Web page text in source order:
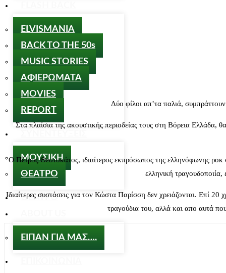
ELVISMANIA
BACK TO THE 50s
MUSIC STORIES
ΑΦΙΕΡΩΜΑΤΑ
MOVIES
REPORT
ΜΟΥΣΙΚΗ
ΘΕΑΤΡΟ
ΘΕΑΤΡΟ
ΕΙΠΑΝ ΓΙΑ ΜΑΣ….
Δύο φίλοι απ’τα παλιά,
Στα πλαίσια της ακουστικής περιοδείας τους στη Βόρεια
Ο Πέτρος Θεοτοκάτος, ιδιαίτερος εκπρόσωπος της ελληνόφωνης
ελληνική
Ιδιαίτερες συστάσεις για τον Κώστα Παρίσση δεν χρειάζονται. Επί
τραγούδια του, αλλά και απο αυτά